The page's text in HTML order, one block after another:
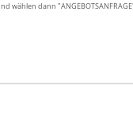
wählen dann